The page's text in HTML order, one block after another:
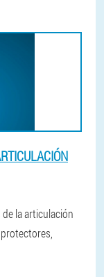
la articulación